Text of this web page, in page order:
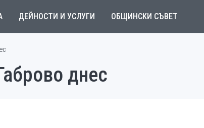
ДЕЙНОСТИ И УСЛУГИ ОБЩИНСКИ СЪВЕТ
днес